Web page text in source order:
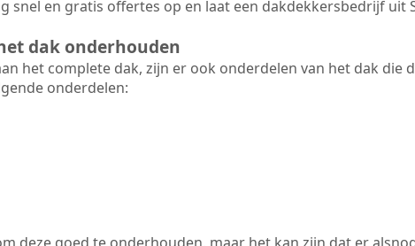
snel en gratis offertes op en laat een dakdekkersbedrijf uit
dak onderhouden
het complete dak, zijn er ook onderdelen van het dak die
onderdelen: